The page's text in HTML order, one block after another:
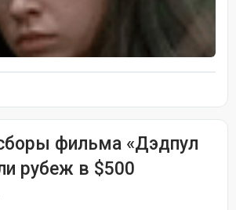
фильма «Дэдпул
рубеж в $500